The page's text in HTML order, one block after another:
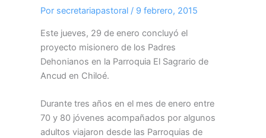
Por secretariapastoral / 9 febrero, 2015
Este jueves, 29 de enero concluyó el
proyecto misionero de los Padres
Dehonianos en la Parroquia El Sagrario de
Ancud en Chiloé.
Durante tres años en el mes de enero entre
70 y 80 jóvenes acompañados por algunos
adultos viajaron desde las Parroquias de